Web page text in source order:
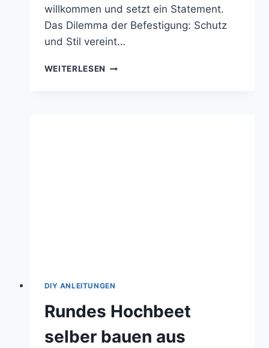
willkommen und setzt ein Statement.
Das Dilemma der Befestigung: Schutz
und Stil vereint…
WEITERLESEN KRANZBEFESTIGUNG
DIY ANLEITUNGEN
Rundes Hochbeet
selber bauen aus